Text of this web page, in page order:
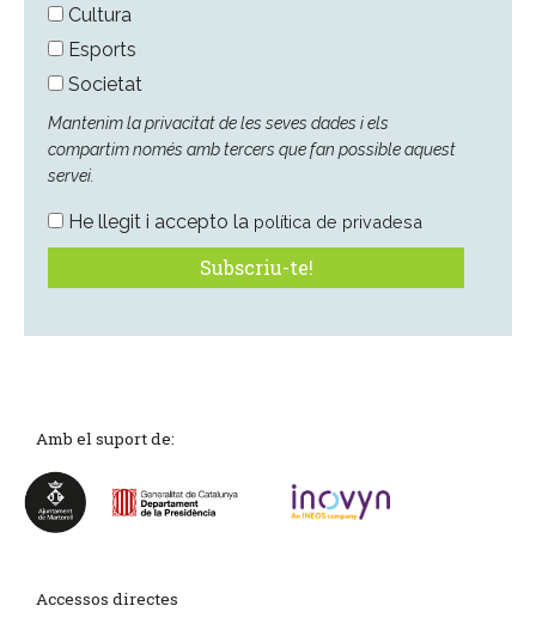
Cultura
Esports
Societat
Mantenim la privacitat de les seves dades i els
compartim només amb tercers que fan possible aquest
servei.
He llegit i accepto la política de privadesa
Amb el suport de:
Accessos directes